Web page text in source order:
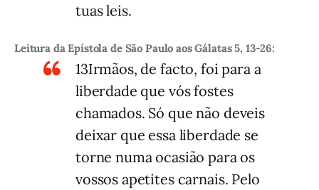
tuas leis.
Leitura da Epístola de São Paulo aos Gálatas 5, 13-26:
13Irmãos, de facto, foi para a
liberdade que vós fostes
chamados. Só que não deveis
deixar que essa liberdade se
torne numa ocasião para os
vossos apetites carnais. Pelo